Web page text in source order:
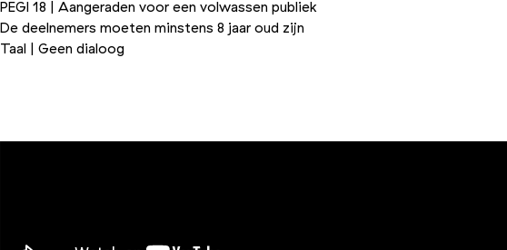
PEGI 18 | Aangeraden voor een volwassen publiek
De deelnemers moeten minstens 8 jaar oud zijn
Taal | Geen dialoog